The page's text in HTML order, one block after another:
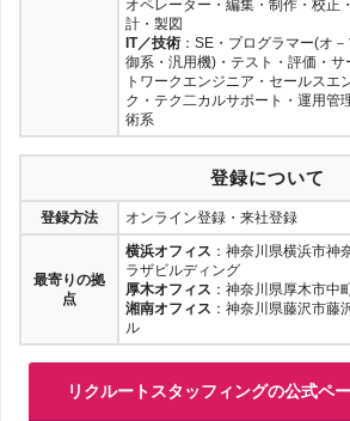
オペレーター・編集・制作・校正
計・製図
IT／技術 ：SE・プログラマー(オ
御系・汎用機)・テスト・評価・サ
トワークエンジニア・セールスエ
ク・テク二カルサポート・運用管
術系
登録について
登録方法 オンライン登録・来社登録
最寄りの拠
点
横浜オフィス ：神奈川県横浜市神
ラザビルディング
厚木オフィス ：神奈川県厚木市中
湘南オフィス ：神奈川県藤沢市藤
ル
リクルートスタッフィングの公式ペ